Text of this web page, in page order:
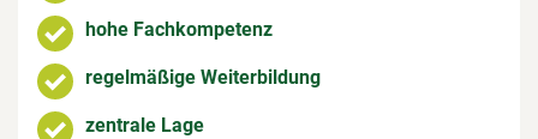
hohe Fachkompetenz
regelmäßige Weiterbildung
zentrale Lage